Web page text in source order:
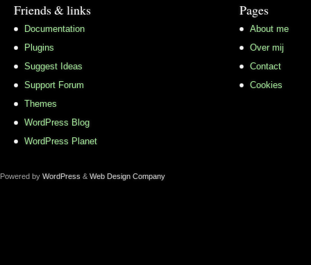
Friends & links
Documentation
Plugins
Suggest Ideas
Support Forum
Themes
WordPress Blog
WordPress Planet
Pages
About me
Over mij
Contact
Cookies
Powered by WordPress & Web Design Company